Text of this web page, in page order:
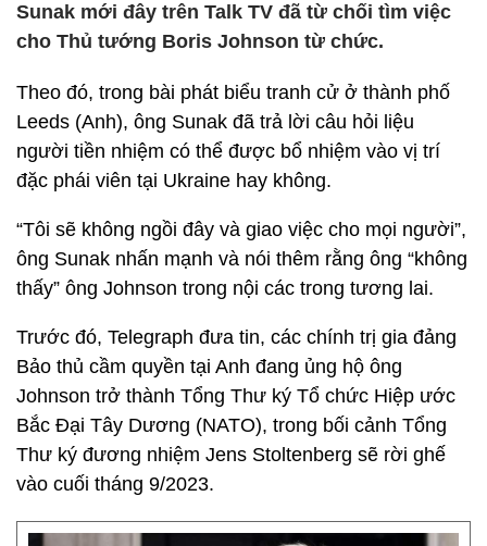
Sunak mới đây trên Talk TV đã từ chối tìm việc
cho Thủ tướng Boris Johnson từ chức.
Theo đó, trong bài phát biểu tranh cử ở thành phố
Leeds (Anh), ông Sunak đã trả lời câu hỏi liệu
người tiền nhiệm có thể được bổ nhiệm vào vị trí
đặc phái viên tại Ukraine hay không.
“Tôi sẽ không ngồi đây và giao việc cho mọi người”,
ông Sunak nhấn mạnh và nói thêm rằng ông “không
thấy” ông Johnson trong nội các trong tương lai.
Trước đó, Telegraph đưa tin, các chính trị gia đảng
Bảo thủ cầm quyền tại Anh đang ủng hộ ông
Johnson trở thành Tổng Thư ký Tổ chức Hiệp ước
Bắc Đại Tây Dương (NATO), trong bối cảnh Tổng
Thư ký đương nhiệm Jens Stoltenberg sẽ rời ghế
vào cuối tháng 9/2023.